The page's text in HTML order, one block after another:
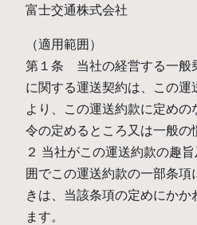
富士交通株式会社
（適用範囲）
第１条 当社の経営する一般
に関する運送契約は、この運
より、この運送約款に定め
令の定めるところ又は一般の
２ 当社がこの運送約款の趣
囲でこの運送約款の一部条項
きは、当該条項の定めにかか
ます。